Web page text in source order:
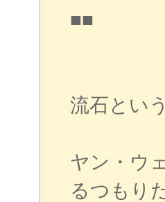
■■
流石とい
ヤン・ウ
るつもり